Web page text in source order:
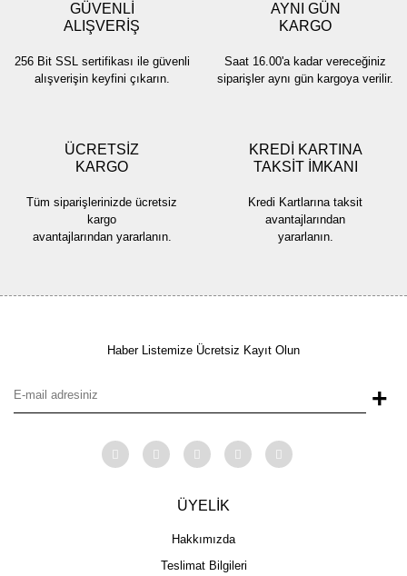
GÜVENLİ
ALIŞVERİŞ
256 Bit SSL sertifikası ile güvenli
alışverişin keyfini çıkarın.
AYNI GÜN
KARGO
Saat 16.00'a kadar vereceğiniz
siparişler aynı gün kargoya verilir.
ÜCRETSİZ
KARGO
Tüm siparişlerinizde ücretsiz
kargo
avantajlarından yararlanın.
KREDİ KARTINA
TAKSİT İMKANI
Kredi Kartlarına taksit
avantajlarından
yararlanın.
Haber Listemize Ücretsiz Kayıt Olun
+
ÜYELİK
Hakkımızda
Teslimat Bilgileri